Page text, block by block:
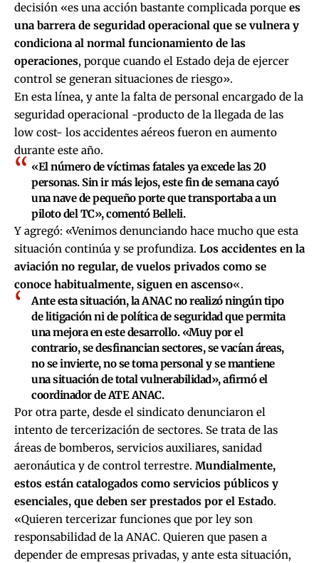
decisión «es una acción bastante complicada porque es
una barrera de seguridad operacional que se vulnera y
condiciona al normal funcionamiento de las
operaciones, porque cuando el Estado deja de ejercer
control se generan situaciones de riesgo».
En esta línea, y ante la falta de personal encargado de la
seguridad operacional -producto de la llegada de las
low cost- los accidentes aéreos fueron en aumento
durante este año.
«El número de víctimas fatales ya excede las 20
personas. Sin ir más lejos, este fin de semana cayó
una nave de pequeño porte que transportaba a un
piloto del TC», comentó Belleli.
Y agregó: «Venimos denunciando hace mucho que esta
situación continúa y se profundiza. Los accidentes en la
aviación no regular, de vuelos privados como se
conoce habitualmente, siguen en ascenso«.
Ante esta situación, la ANAC no realizó ningún tipo
de litigación ni de política de seguridad que permita
una mejora en este desarrollo. «Muy por el
contrario, se desfinancian sectores, se vacían áreas,
no se invierte, no se toma personal y se mantiene
una situación de total vulnerabilidad», afirmó el
coordinador de ATE ANAC.
Por otra parte, desde el sindicato denunciaron el
intento de tercerización de sectores. Se trata de las
áreas de bomberos, servicios auxiliares, sanidad
aeronáutica y de control terrestre. Mundialmente,
estos están catalogados como servicios públicos y
esenciales, que deben ser prestados por el Estado.
«Quieren tercerizar funciones que por ley son
responsabilidad de la ANAC. Quieren que pasen a
depender de empresas privadas, y ante esta situación,